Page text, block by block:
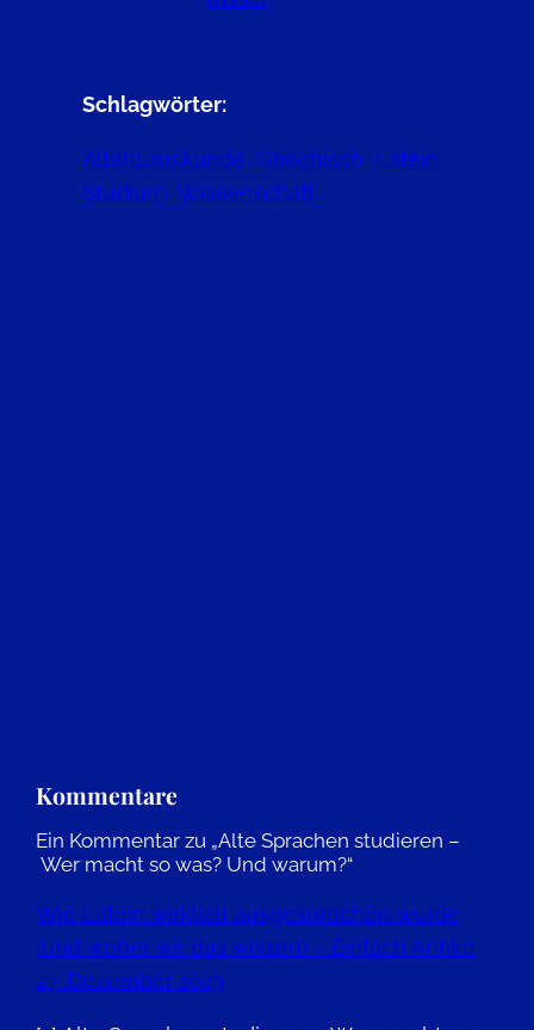
Schlagwörter:
Altertumskunde Griechisch
Latein
Studium Wissenschaft
Kommentare
Ein Kommentar zu „Alte Sprachen studieren –
Wer macht so was? Und warum?“
Wie Latein wirklich ausgesprochen wurde
(und woher wir das wissen) – Einfach Antike
27. Dezember 2023